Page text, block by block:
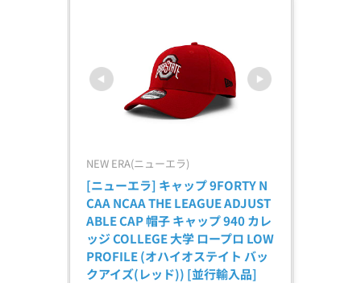
NEW ERA(ニューエラ)
[ニューエラ] キャップ 9FORTY N
CAA NCAA THE LEAGUE ADJUST
ABLE CAP 帽子 キャップ 940 カレ
ッジ COLLEGE 大学 ロープロ LOW
PROFILE (オハイオステイト バッ
クアイズ(レッド)) [並行輸入品]